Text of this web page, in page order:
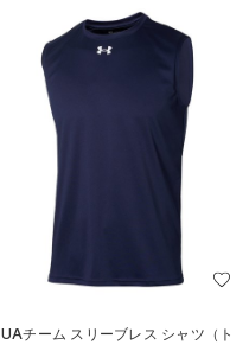
UAチーム スリーブレス シャツ（ト